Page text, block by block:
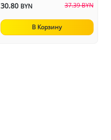
30.80 BYN 37.39 BYN
В Корзину